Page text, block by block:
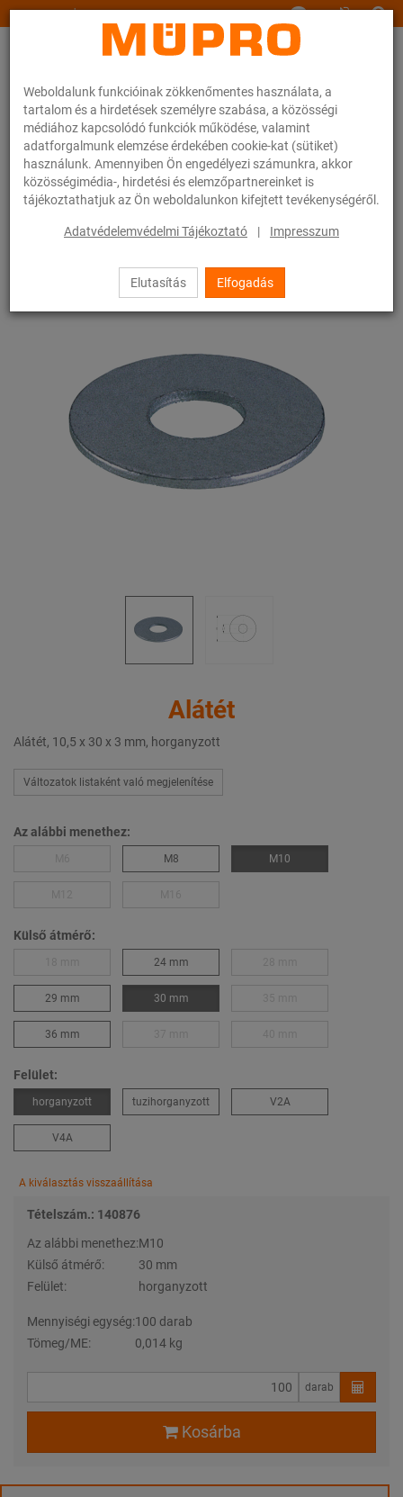
Weboldalunk funkcióinak zökkenőmentes használata, a
tartalom és a hirdetések személyre szabása, a közösségi
médiához kapcsolódó funkciók működése, valamint
adatforgalmunk elemzése érdekében cookie-kat (sütiket)
használunk. Amennyiben Ön engedélyezi számunkra, akkor
közösségimédia-, hirdetési és elemzőpartnereinket is
tájékoztathatjuk az Ön weboldalunkon kifejtett tevékenységéről.
Adatvédelemvédelmi Tájékoztató | Impresszum
Elutasítás Elfogadás
www.muepro.hu
Webáruhàz Rögzítéstechnika Szerelési anyagok Alátét
76 / 83
Alátét
Alátét, 10,5 x 30 x 3 mm, horganyzott
Változatok listaként való megjelenítése
Az alábbi menethez:
M8 M10
Külső átmérő:
24 mm
29 mm 30 mm
36 mm
Felület:
horganyzott tuzihorganyzott V2A
V4A
A kiválasztás visszaállítása
Tételszám.: 140876
Az alábbi menethez:M10
Külső átmérő:
30 mm
Felület:
horganyzott
Mennyiségi egység:100 darab
Tömeg/ME:
0,014 kg
darab
Kosárba